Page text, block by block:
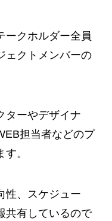
ークホルダー全員
ェクトメンバーの
ターやデザイナ
担当者などのプ
。
性、スケジュー
共有しているので